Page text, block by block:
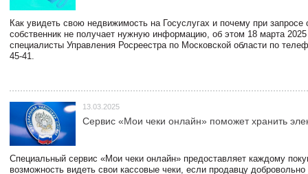
Как увидеть свою недвижимость на Госуслугах и почему при запросе
собственник не получает нужную информацию, об этом 18 марта 2025
специалисты Управления Росреестра по Московской области по
45-41.
13.03.2025
Сервис «Мои чеки онлайн» поможет хранить
Специальный сервис «Мои чеки онлайн» предоставляет каждому
возможность видеть свои кассовые чеки, если продавцу